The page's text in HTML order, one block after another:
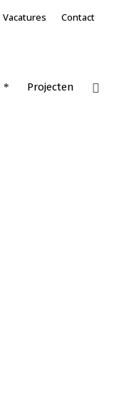
Vacatures Contact
Projecten